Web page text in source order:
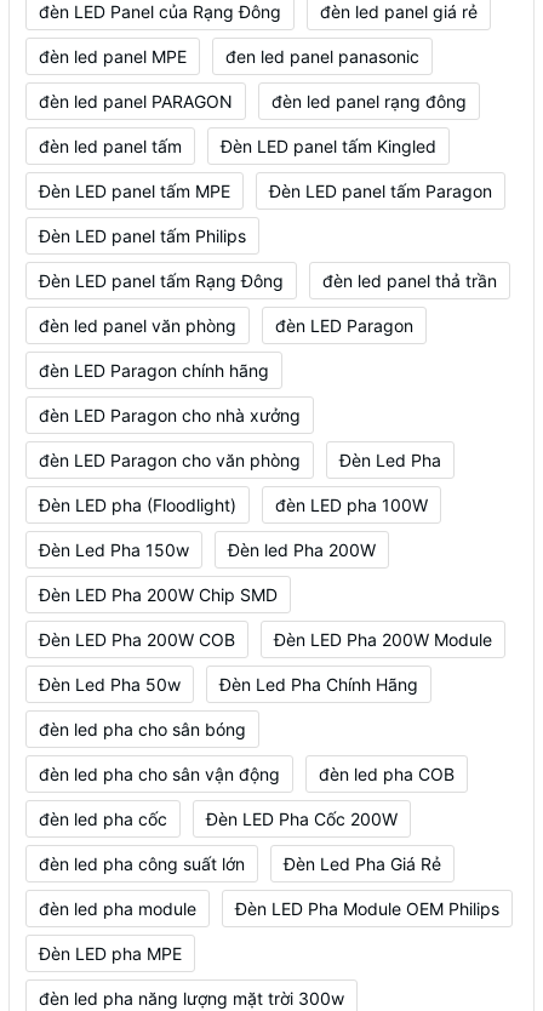
đèn LED Panel của Rạng Đông đèn led panel giá rẻ
đèn led panel MPE đen led panel panasonic
đèn led panel PARAGON đèn led panel rạng đông
đèn led panel tấm Đèn LED panel tấm Kingled
Đèn LED panel tấm MPE Đèn LED panel tấm Paragon
Đèn LED panel tấm Philips
Đèn LED panel tấm Rạng Đông đèn led panel thả trần
đèn led panel văn phòng đèn LED Paragon
đèn LED Paragon chính hãng
đèn LED Paragon cho nhà xưởng
đèn LED Paragon cho văn phòng Đèn Led Pha
Đèn LED pha (Floodlight) đèn LED pha 100W
Đèn Led Pha 150w Đèn led Pha 200W
Đèn LED Pha 200W Chip SMD
Đèn LED Pha 200W COB Đèn LED Pha 200W Module
Đèn Led Pha 50w Đèn Led Pha Chính Hãng
đèn led pha cho sân bóng
đèn led pha cho sân vận động đèn led pha COB
đèn led pha cốc Đèn LED Pha Cốc 200W
đèn led pha công suất lớn Đèn Led Pha Giá Rẻ
đèn led pha module Đèn LED Pha Module OEM Philips
Đèn LED pha MPE
đèn led pha năng lượng mặt trời 300w